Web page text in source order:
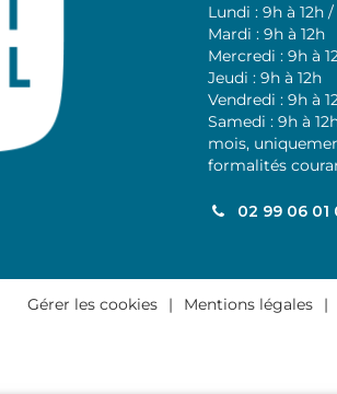
compte Facebook
le compte Linkedin
Lundi : 9h à 12h /
Mardi : 9h à 12h
Mercredi : 9h à
Jeudi : 9h à 12h
Vendredi : 9h à
Samedi : 9h à
mois,
formalités
02 99 06 01
Gérer les cookies Mentions légales